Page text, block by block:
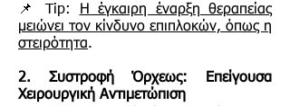
📌 Tip:
Η έγκαιρη έναρξη θεραπείας
μειώνει τον κίνδυνο επιπλοκών, όπως η
στειρότητα.
2. Συστροφή Όρχεως: Επείγουσα
Χειρουργική Αντιμετώπιση